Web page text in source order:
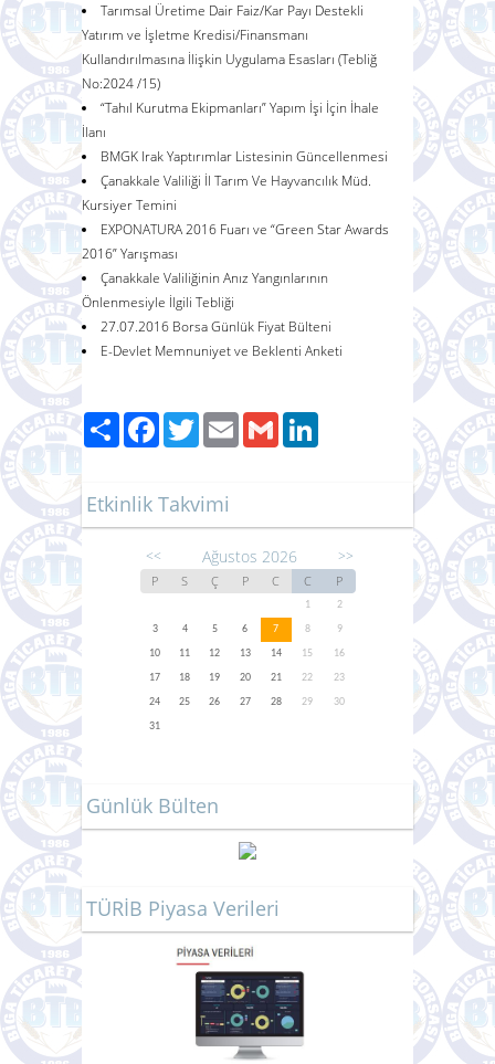
Tarımsal Üretime Dair Faiz/Kar Payı Destekli
Yatırım ve İşletme Kredisi/Finansmanı
Kullandırılmasına İlişkin Uygulama Esasları (Tebliğ
No:2024 /15)
“Tahıl Kurutma Ekipmanları” Yapım İşi İçin İhale
İlanı
BMGK Irak Yaptırımlar Listesinin Güncellenmesi
Çanakkale Valiliği İl Tarım Ve Hayvancılık Müd.
Kursiyer Temini
EXPONATURA 2016 Fuarı ve “Green Star Awards
2016” Yarışması
Çanakkale Valiliğinin Anız Yangınlarının
Önlenmesiyle İlgili Tebliği
27.07.2016 Borsa Günlük Fiyat Bülteni
E-Devlet Memnuniyet ve Beklenti Anketi
PaylaşFacebook
TwitterEmailGmail
Etkinlik Takvimi
<< Ağustos 2026 >>
P S Ç P C C P
1
2
3
4 5 6 7 8
9
10
11 12 13 14 15
16
17
18 19 20 21 22
23
24
25 26 27 28 29
30
31
Günlük Bülten
TÜRİB Piyasa Verileri